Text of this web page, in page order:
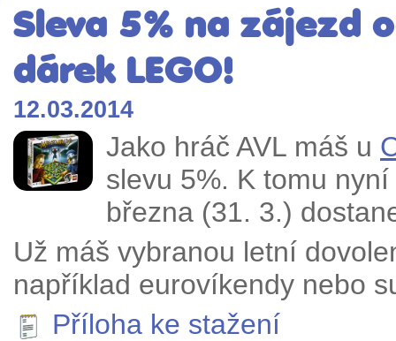
Sleva 5% na zájezd
dárek LEGO!
12.03.2014
Jako hráč AVL máš u
slevu 5%. K tomu
března (31. 3.)
Už máš vybranou letní
například eurovíkendy nebo
Příloha ke stažení